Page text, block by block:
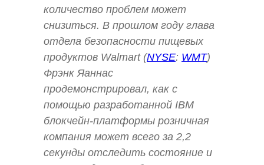
количество проблем может
снизиться. В прошлом году глава
отдела безопасности пищевых
продуктов Walmart (NYSE: WMT)
Фрэнк Яаннас
продемонстрировал, как с
помощью разработанной IBM
блокчейн-платформы розничная
компания может всего за 2,2
секунды отследить состояние и